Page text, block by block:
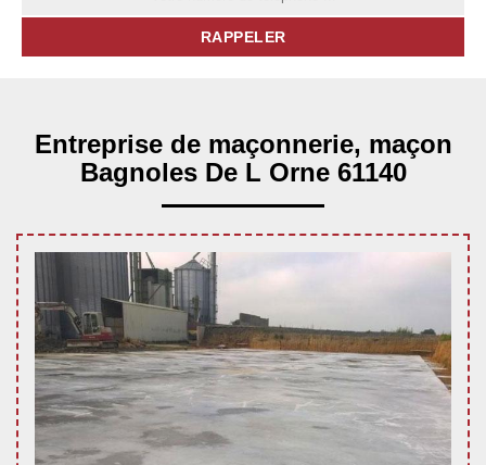
Entreprise de maçonnerie, maçon
Bagnoles De L Orne 61140